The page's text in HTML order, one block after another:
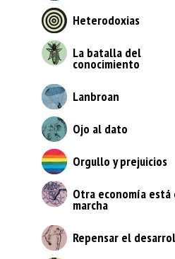
Heterodoxias
La batalla del
conocimiento
Lanbroan
Ojo al dato
Orgullo y prejuicios
Otra economía está
marcha
Repensar el